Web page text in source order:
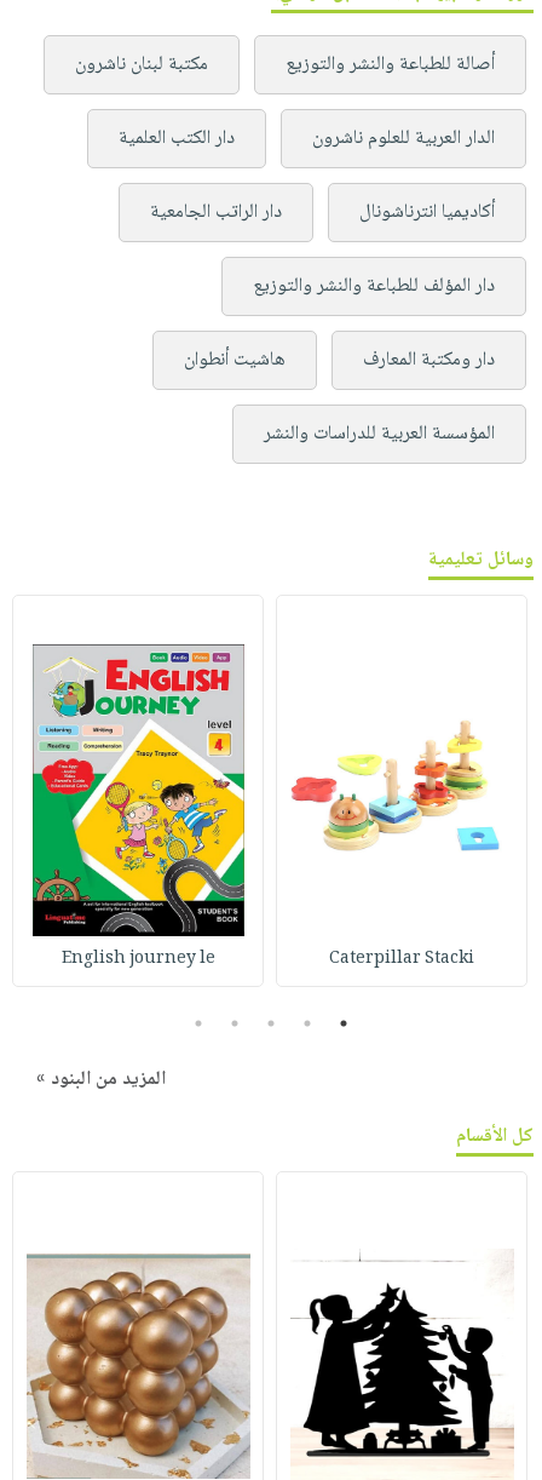
أصالة للطباعة والنشر والتوزيع مكتبة لبنان ناشرون
الدار العربية للعلوم ناشرون دار الكتب العلمية
أكاديميا انترناشونال دار الراتب الجامعية
دار المؤلف للطباعة والنشر والتوزيع
دار ومكتبة المعارف هاشيت أنطوان
المؤسسة العربية للدراسات والنشر
وسائل تعليمية
Caterpillar Stacki
English journey le
1
2
3
4
5
المزيد من البنود »
كل الأقسام